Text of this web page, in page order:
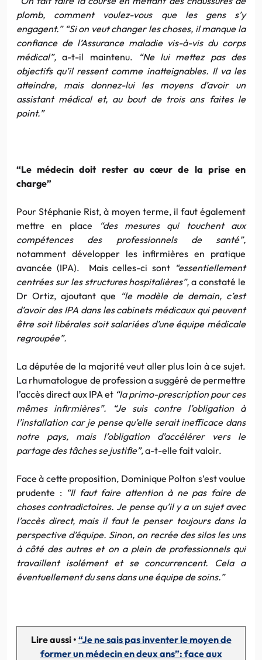
plomb, comment voulez-vous que les gens s’y
engagent.” “Si on veut changer les choses, il manque la
confiance de l’Assurance maladie vis-à-vis du corps
médical”,a-t-il maintenu.
“Ne lui mettez pas des
objectifs qu’il ressent comme inatteignables. Il va les
atteindre, mais donnez-lui les moyens d’avoir un
assistant médical et, au bout de trois ans faites le
point.”
“Le médecin doit rester au cœur de la prise en
charge”
Pour Stéphanie Rist, à moyen terme, il faut également
mettre en place
“des mesures qui touchent aux
compétences des professionnels de santé”,
notamment développer les infirmières en pratique
avancée (IPA). Mais celles-ci sont “essentiellement
centrées sur les structures hospitalières”,a constaté le
Dr Ortiz, ajoutant que “le modèle de demain, c’est
d’avoir des IPA dans les cabinets médicaux qui peuvent
être soit libérales soit salariées d’une équipe médicale
regroupée”.
La députée de la majorité veut aller plus loin à ce sujet.
La rhumatologue de profession a suggéré de permettre
l’accès direct aux IPA et “la primo-prescription pour ces
mêmes infirmières”. “Je suis contre l’obligation à
l’installation car je pense qu’elle serait inefficace dans
notre pays, mais l’obligation d’accélérer vers le
partage des tâches se justifie”,a-t-elle fait valoir.
Face à cette proposition, Dominique Polton s’est voulue
prudente : “Il faut faire attention à ne pas faire de
choses contradictoires. Je pense qu’il y a un sujet avec
l’accès direct, mais il faut le penser toujours dans la
perspective d’équipe. Sinon, on recrée des silos les uns
à côté des autres et on a plein de professionnels qui
travaillent isolément et se concurrencent. Cela a
éventuellement du sens dans une équipe de soins.”
Lire aussi • “Je ne sais pas inventer le moyen de
former un médecin en deux ans”: face aux